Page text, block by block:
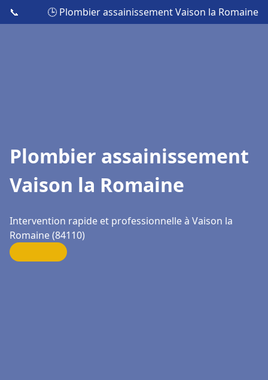
📞 🕒 Plombier assainissement Vaison la Romaine
Plombier assainissement
Vaison la Romaine
Intervention rapide et professionnelle à Vaison la
Romaine (84110)